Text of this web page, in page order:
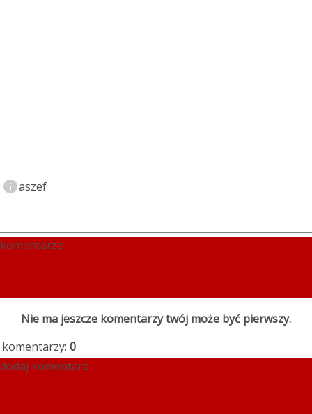
infoaszef
komentarze
Nie ma jeszcze komentarzy twój może być pierwszy.
komentarzy: 0
dodaj komentarz